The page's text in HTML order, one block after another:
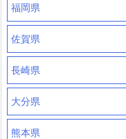
福岡県
佐賀県
長崎県
大分県
熊本県